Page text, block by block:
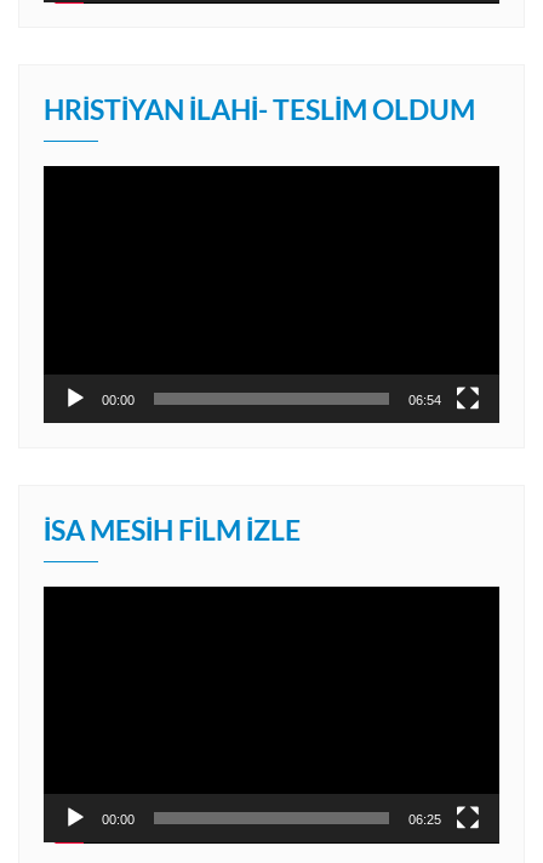
HRISTIYAN İLAHI- TESLIM OLDUM
00:00 06:54
İSA MESIH FILM İZLE
00:00 06:25